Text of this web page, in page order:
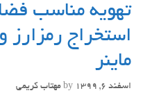
تهویه مناسب
استخراج رمزارز
ماینر
اسفند 6, 1399 by مهتاب کریمی